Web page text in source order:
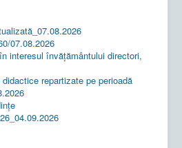
07.08.2026
interesul învățământului directori,
repartizate pe perioadă